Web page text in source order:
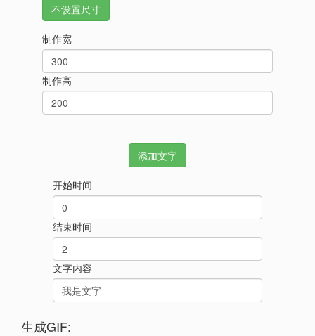
制作宽
制作高
开始时间
结束时间
文字内容
生成GIF: